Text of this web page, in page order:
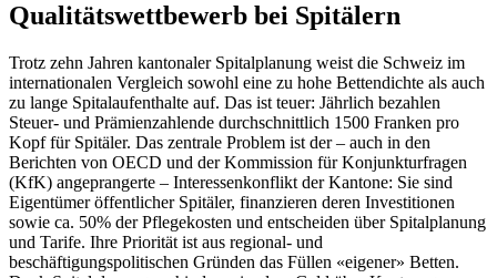
Qualitätswettbewerb bei Spitälern
Trotz zehn Jahren kantonaler Spitalplanung weist die Schweiz im
internationalen Vergleich sowohl eine zu hohe Bettendichte als auch
zu lange Spitalaufenthalte auf. Das ist teuer: Jährlich bezahlen
Steuer- und Prämienzahlende durchschnittlich 1500 Franken pro
Kopf für Spitäler. Das zentrale Problem ist der – auch in den
Berichten von OECD und der Kommission für Konjunkturfragen
(KfK) angeprangerte – Interessenkonflikt der Kantone: Sie sind
Eigentümer öffentlicher Spitäler, finanzieren deren Investitionen
sowie ca. 50% der Pflegekosten und entscheiden über Spitalplanung
und Tarife. Ihre Priorität ist aus regional- und
beschäftigungspolitischen Gründen das Füllen «eigener» Betten.